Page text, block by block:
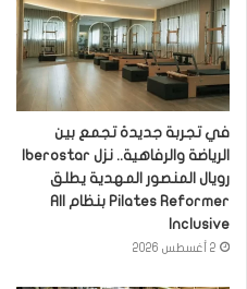
في تجربة جديدة تجمع بين
رويال المنصور المهدية يطلق
Pilates Reformer بنظام All
Inclusive
2 أغسطس 2026